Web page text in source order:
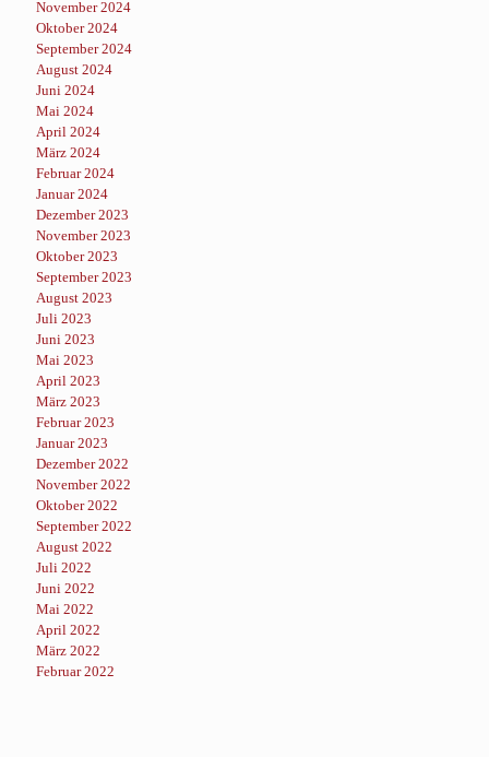
November 2024
Oktober 2024
September 2024
August 2024
Juni 2024
Mai 2024
April 2024
März 2024
Februar 2024
Januar 2024
Dezember 2023
November 2023
Oktober 2023
September 2023
August 2023
Juli 2023
Juni 2023
Mai 2023
April 2023
März 2023
Februar 2023
Januar 2023
Dezember 2022
November 2022
Oktober 2022
September 2022
August 2022
Juli 2022
Juni 2022
Mai 2022
April 2022
März 2022
Februar 2022